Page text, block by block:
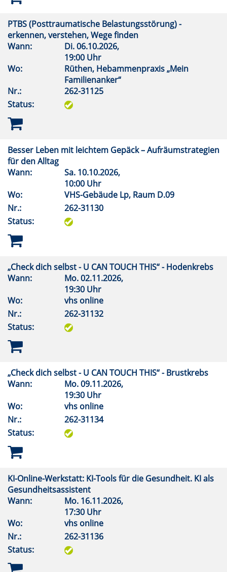
PTBS (Posttraumatische Belastungsstörung) -
erkennen, verstehen, Wege finden
Wann:
Di.06.10.2026,
19:00 Uhr
Wo:
Rüthen, Hebammenpraxis „Mein
Familienanker“
Nr.:
262-31125
Status:
Besser Leben mit leichtem Gepäck – Aufräumstrategien
für den Alltag
Wann:
Sa. 10.10.2026,
10:00 Uhr
Wo:
VHS-Gebäude Lp, Raum D.09
Nr.:
262-31130
Status:
„Check dich selbst - U CAN TOUCH THIS“ - Hodenkrebs
Wann:
Mo.02.11.2026,
19:30 Uhr
Wo:
vhs online
Nr.:
262-31132
Status:
„Check dich selbst - U CAN TOUCH THIS“ - Brustkrebs
Wann:
Mo.09.11.2026,
19:30 Uhr
Wo:
vhs online
Nr.:
262-31134
Status:
KI-Online-Werkstatt: KI-Tools für die Gesundheit. KI als
Gesundheitsassistent
Wann:
Mo. 16.11.2026,
17:30 Uhr
Wo:
vhs online
Nr.:
262-31136
Status: